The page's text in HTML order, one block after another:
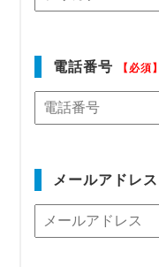
電話番号 【必須】
メールアドレス